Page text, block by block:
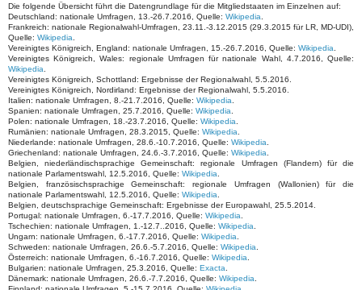
Die folgende Übersicht führt die Datengrundlage für die Mitgliedstaaten im Einzelnen auf:
Deutschland: nationale Umfragen, 13.-26.7.2016, Quelle: Wikipedia
Frankreich: nationale Regionalwahl-Umfragen, 23.11.-3.12.2015 (29.3.2015 für LR, MD-UDI),
Quelle: Wikipedia
Vereinigtes Königreich, England: nationale Umfragen, 15.-26.7.2016, Quelle: Wikipedia
Vereinigtes Königreich, Wales: regionale Umfragen für nationale Wahl, 4.7.2016, Quelle:
Wikipedia
Vereinigtes Königreich, Schottland: Ergebnisse der Regionalwahl, 5.5.2016.
Vereinigtes Königreich, Nordirland: Ergebnisse der Regionalwahl, 5.5.2016.
Italien: nationale Umfragen, 8.-21.7.2016, Quelle: Wikipedia
Spanien: nationale Umfragen, 25.7.2016, Quelle: Wikipedia
Polen: nationale Umfragen, 18.-23.7.2016, Quelle: Wikipedia
Rumänien: nationale Umfragen, 28.3.2015, Quelle: Wikipedia
Niederlande: nationale Umfragen, 28.6.-10.7.2016, Quelle: Wikipedia
Griechenland: nationale Umfragen, 24.6.-3.7.2016, Quelle: Wikipedia
Belgien, niederländischsprachige Gemeinschaft: regionale Umfragen (Flandern) für die
nationale Parlamentswahl, 12.5.2016, Quelle: Wikipedia
Belgien, französischsprachige Gemeinschaft: regionale Umfragen (Wallonien) für die
nationale Parlamentswahl, 12.5.2016, Quelle: Wikipedia
Belgien, deutschsprachige Gemeinschaft: Ergebnisse der Europawahl, 25.5.2014.
Portugal: nationale Umfragen, 6.-17.7.2016, Quelle: Wikipedia
Tschechien: nationale Umfragen, 1.-12.7..2016, Quelle: Wikipedia
Ungarn: nationale Umfragen, 6.-17.7.2016, Quelle: Wikipedia
Schweden: nationale Umfragen, 26.6.-5.7.2016, Quelle: Wikipedia
Österreich: nationale Umfragen, 6.-16.7.2016, Quelle: Wikipedia
Bulgarien: nationale Umfragen, 25.3.2016, Quelle: Exacta
Dänemark: nationale Umfragen, 26.6.-7.7.2016, Quelle: Wikipedia